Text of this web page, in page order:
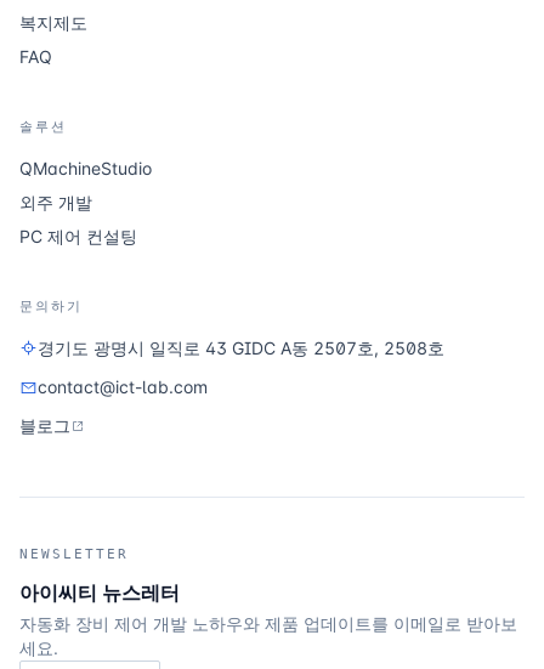
복지제도
FAQ
솔루션
QMachineStudio
외주 개발
PC 제어 컨설팅
문의하기
경기도 광명시 일직로 43 GIDC A동 2507호, 2508호
contact@ict-lab.com
블로그
NEWSLETTER
아이씨티 뉴스레터
자동화 장비 제어 개발 노하우와 제품 업데이트를 이메일로 받아보
세요.